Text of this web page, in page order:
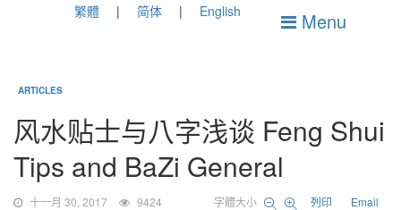
繁體 简体 English Menu
ARTICLES
风水贴士与八字浅谈 Feng Shui
Tips and BaZi General
十一月 30, 2017 9424 字體大小 列印 Email